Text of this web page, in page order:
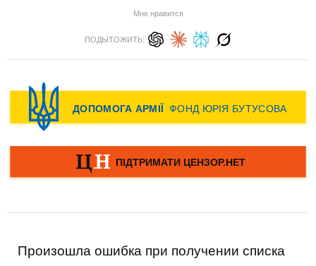
Мне нравится
ПОДЫТОЖИТЬ:
Произошла ошибка при получении списка